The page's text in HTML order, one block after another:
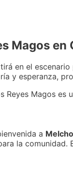
Magos
en el
y esperanza,
Reyes Magos
a
la